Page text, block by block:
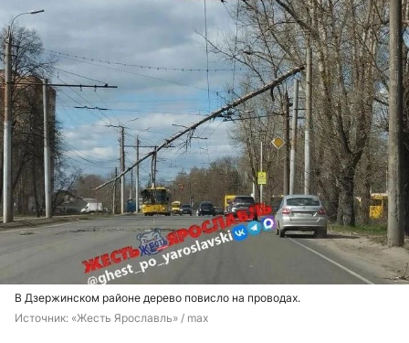
В Дзержинском районе дерево повисло на проводах.
Источник: «Жесть Ярославль» / max